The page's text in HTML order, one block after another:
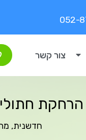
צור קשר
הרחקת
חדשנית,